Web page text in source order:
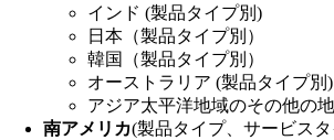
インド (製品タイプ別)
日本（製品タイプ別）
韓国（製品タイプ別）
オーストラリア (製品タイプ別)
アジア太平洋地域のその他の
南アメリカ(製品タイプ、サービス